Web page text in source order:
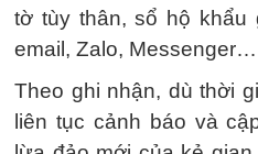
tờ tùy thân, sổ hộ khẩu
email, Zalo, Messenger…
Theo ghi nhận, dù thời
liên tục cảnh báo và